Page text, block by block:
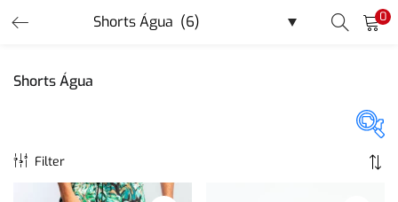
0
Shorts Água
Filter
LOGIN REGISTER
Enter your username and password to login.